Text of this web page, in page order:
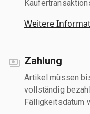
Weitere
Zahlung
Artikel müssen
vollständig
Fälligkeitsdatum